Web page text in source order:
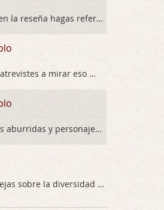
Me encanto que en la reseña hagas referen …
a mirar eso …
Pues eso: muertes aburridas y personajes p …
Draghann, las quejas sobre la diversidad s …